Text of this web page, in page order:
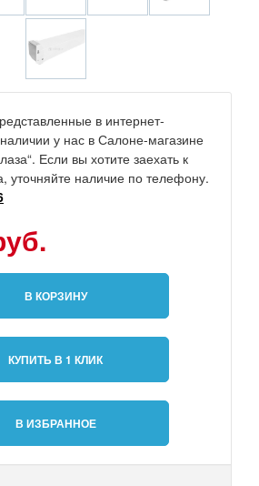
в интернет-
у нас в Салоне-магазине
Если вы хотите заехать к
уточняйте наличие по телефону.
В КОРЗИНУ
КУПИТЬ В 1 КЛИК
В ИЗБРАННОЕ